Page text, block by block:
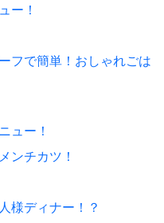
ー！
フで簡単！おしゃれごは
ュー！
ンチカツ！
様ディナー！？